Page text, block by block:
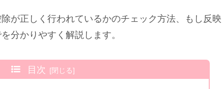
が正しく行われているかのチェック方法、もし反映
分かりやすく解説します。
目次